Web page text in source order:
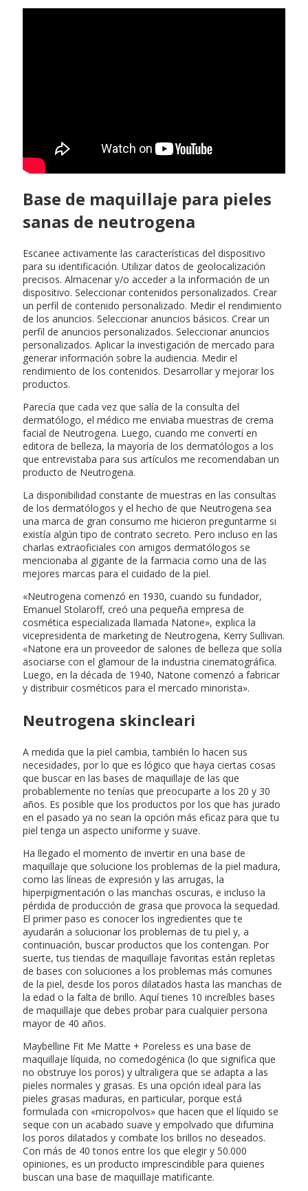
Base de maquillaje para pieles
sanas de neutrogena
Escanee activamente las características del dispositivo
para su identificación. Utilizar datos de geolocalización
precisos. Almacenar y/o acceder a la información de un
dispositivo. Seleccionar contenidos personalizados. Crear
un perfil de contenido personalizado. Medir el rendimiento
de los anuncios. Seleccionar anuncios básicos. Crear un
perfil de anuncios personalizados. Seleccionar anuncios
personalizados. Aplicar la investigación de mercado para
generar información sobre la audiencia. Medir el
rendimiento de los contenidos. Desarrollar y mejorar los
productos.
Parecía que cada vez que salía de la consulta del
dermatólogo, el médico me enviaba muestras de crema
facial de Neutrogena. Luego, cuando me convertí en
editora de belleza, la mayoría de los dermatólogos a los
que entrevistaba para sus artículos me recomendaban un
producto de Neutrogena.
La disponibilidad constante de muestras en las consultas
de los dermatólogos y el hecho de que Neutrogena sea
una marca de gran consumo me hicieron preguntarme si
existía algún tipo de contrato secreto. Pero incluso en las
charlas extraoficiales con amigos dermatólogos se
mencionaba al gigante de la farmacia como una de las
mejores marcas para el cuidado de la piel.
«Neutrogena comenzó en 1930, cuando su fundador,
Emanuel Stolaroff, creó una pequeña empresa de
cosmética especializada llamada Natone», explica la
vicepresidenta de marketing de Neutrogena, Kerry Sullivan.
«Natone era un proveedor de salones de belleza que solía
asociarse con el glamour de la industria cinematográfica.
Luego, en la década de 1940, Natone comenzó a fabricar
y distribuir cosméticos para el mercado minorista».
Neutrogena skincleari
A medida que la piel cambia, también lo hacen sus
necesidades, por lo que es lógico que haya ciertas cosas
que buscar en las bases de maquillaje de las que
probablemente no tenías que preocuparte a los 20 y 30
años. Es posible que los productos por los que has jurado
en el pasado ya no sean la opción más eficaz para que tu
piel tenga un aspecto uniforme y suave.
Ha llegado el momento de invertir en una base de
maquillaje que solucione los problemas de la piel madura,
como las líneas de expresión y las arrugas, la
hiperpigmentación o las manchas oscuras, e incluso la
pérdida de producción de grasa que provoca la sequedad.
El primer paso es conocer los ingredientes que te
ayudarán a solucionar los problemas de tu piel y, a
continuación, buscar productos que los contengan. Por
suerte, tus tiendas de maquillaje favoritas están repletas
de bases con soluciones a los problemas más comunes
de la piel, desde los poros dilatados hasta las manchas de
la edad o la falta de brillo. Aquí tienes 10 increíbles bases
de maquillaje que debes probar para cualquier persona
mayor de 40 años.
Maybelline Fit Me Matte + Poreless es una base de
maquillaje líquida, no comedogénica (lo que significa que
no obstruye los poros) y ultraligera que se adapta a las
pieles normales y grasas. Es una opción ideal para las
pieles grasas maduras, en particular, porque está
formulada con «micropolvos» que hacen que el líquido se
seque con un acabado suave y empolvado que difumina
los poros dilatados y combate los brillos no deseados.
Con más de 40 tonos entre los que elegir y 50.000
opiniones, es un producto imprescindible para quienes
buscan una base de maquillaje matificante.